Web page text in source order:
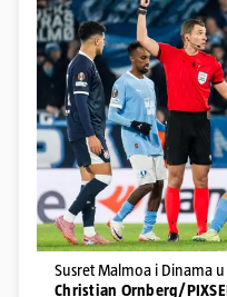
Susret Malmoa i Dinama u
Christian Ornberg/